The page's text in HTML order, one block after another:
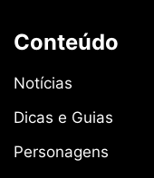
Conteúdo
Notícias
Dicas e Guias
Personagens